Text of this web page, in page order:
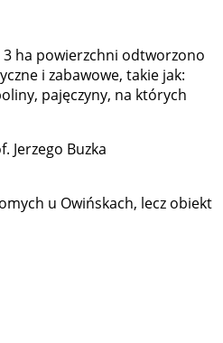
3 ha powierzchni odtworzono
i zabawowe, takie jak:
pajęczyny, na których
Jerzego Buzka
u Owińskach, lecz obiekt